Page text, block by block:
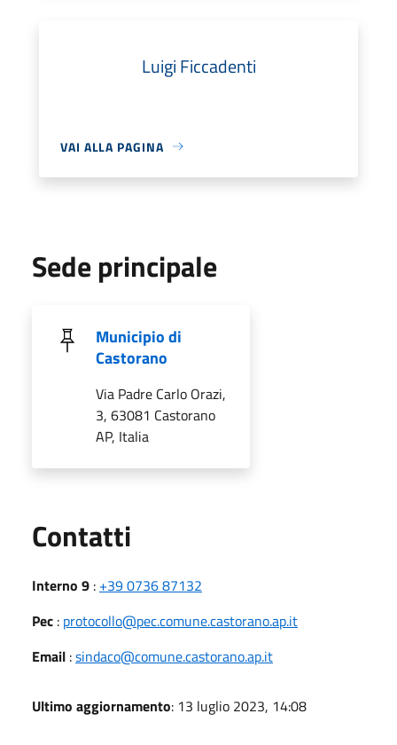
Luigi Ficcadenti
VAI ALLA PAGINA
Sede principale
Municipio di
Castorano
Via Padre Carlo Orazi,
3, 63081 Castorano
AP, Italia
Contatti
Interno 9 : +39 0736 87132
Pec : protocollo@pec.comune.castorano.ap.it
Email :sindaco@comune.castorano.ap.it
Ultimo aggiornamento: 13 luglio 2023, 14:08